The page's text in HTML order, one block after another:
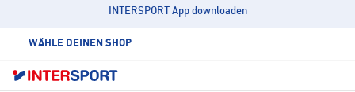
INTERSPORT App downloaden
WÄHLE DEINEN SHOP